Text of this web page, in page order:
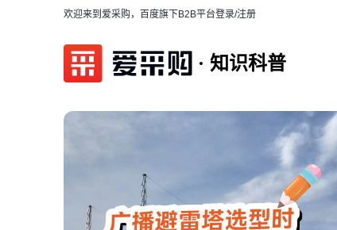
欢迎来到爱采购，百度旗下B2B平台登录/注册
知识科普